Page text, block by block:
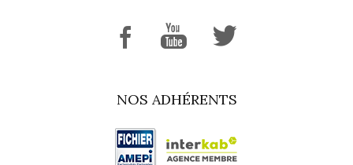
NOS ADHÉRENTS